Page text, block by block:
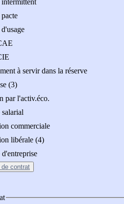
à servir dans la réserve
(3)
par l'activ.éco.
salarial
commerciale
libérale (4)
d'entreprise
contrat